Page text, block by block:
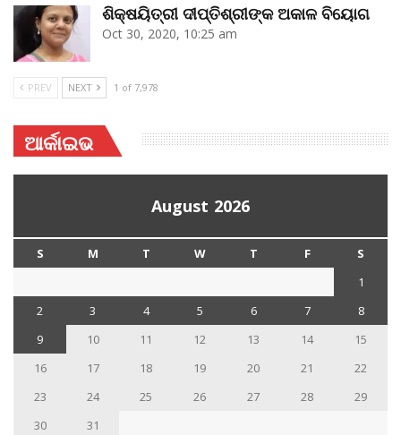
ଶିକ୍ଷୟିତ୍ରୀ ଦୀପ୍ତିଶ୍ରୀଙ୍କ ଅକାଳ ବିୟୋଗ
Oct 30, 2020, 10:25 am
PREV NEXT 1 of 7,978
ଆର୍କାଇଭ
August 2026
S M T W T F
S
1
2
3 4 5 6 7
8
9
10 11 12 13 14
15
16
17 18 19 20 21
22
23
24 25 26 27 28
29
30
31